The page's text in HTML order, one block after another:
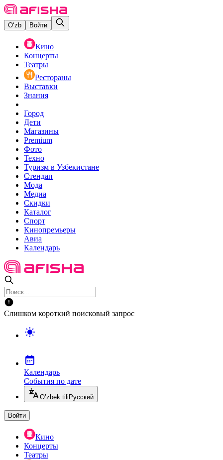
O‘zb Войти
Кино
Концерты
Театры
Рестораны
Выставки
Знания
Город
Дети
Магазины
Premium
Фото
Техно
Туризм в Узбекистане
Стендап
Мода
Медиа
Скидки
Каталог
Спорт
Кинопремьеры
Авиа
Календарь
Слишком короткий поисковый запрос
Календарь
События по дате
O’zbek tili Русский
Войти
Кино
Концерты
Театры